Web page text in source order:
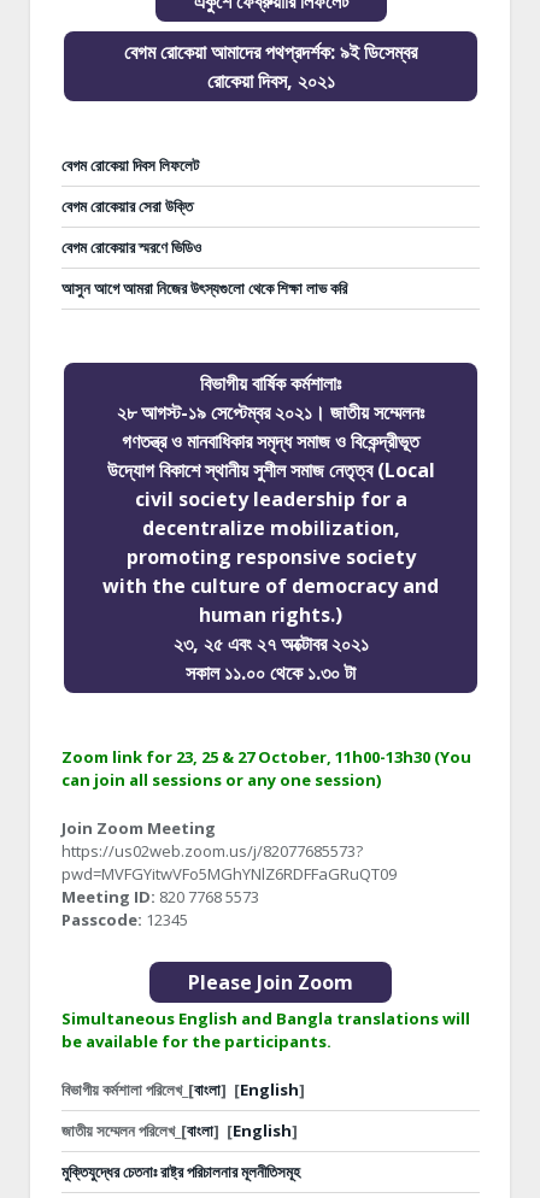
বেগম রোকেয়া আমাদের পথপ্রদর্শক: ৯ই ডিসেম্বর
রোকেয়া দিবস, ২০২১
বেগম রোকেয়া দিবস লিফলেট
বেগম রোকেয়ার সেরা উক্তি
বেগম রোকেয়ার স্মরণে ভিডিও
আসুন আগে আমরা নিজের উৎস্যগুলো থেকে শিক্ষা লাভ করি
বিভাগীয় বার্ষিক কর্মশালাঃ
২৮ আগস্ট-১৯ সেপ্টেম্বর ২০২১। জাতীয় সম্মেলনঃ
গণতন্ত্র ও মানবাধিকার সমৃদ্ধ সমাজ ও বিকেন্দ্রীভূত
উদ্যোগ বিকাশে স্থানীয় সুশীল সমাজ নেতৃত্ব (Local
civil society leadership for a
decentralize mobilization,
promoting responsive society
with the culture of democracy and
human rights.)
২৩, ২৫ এবং ২৭ অক্টোবর ২০২১
সকাল ১১.০০ থেকে ১.৩০ টা
Zoom link for 23, 25 & 27 October, 11h00-13h30 (You
can join all sessions or any one session)
Join Zoom Meeting
https://us02web.zoom.us/j/82077685573?
pwd=MVFGYitwVFo5MGhYNlZ6RDFFaGRuQT09
Meeting ID: 820 7768 5573
Passcode: 12345
Please Join Zoom
Simultaneous English and Bangla translations will
be available for the participants.
বিভাগীয় কর্মশালা পরিলেখ_[বাংলা] [English]
জাতীয় সম্মেলন পরিলেখ_[বাংলা] [English]
মুক্তিযুদ্ধের চেতনাঃ রাষ্ট্র পরিচালনার মূলনীতিসমূহ